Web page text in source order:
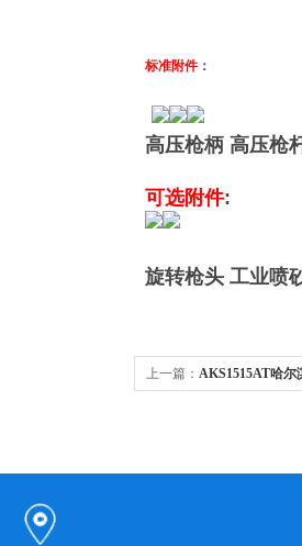
标准附件：
高压枪柄 高压枪
可选附件:
旋转枪头 工业喷
上一篇： AKS1515AT哈尔